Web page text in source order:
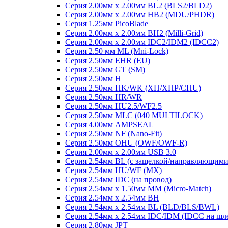
Серия 2.00мм x 2.00мм BL2 (BLS2/BLD2)
Серия 2.00мм x 2.00мм HB2 (MDU/PHDR)
Серия 1.25мм PicoBlade
Серия 2.00мм х 2.00мм BH2 (Milli-Grid)
Серия 2.00мм х 2.00мм IDC2/IDM2 (IDCC2)
Серия 2.50 мм ML (Mni-Lock)
Серия 2.50мм EHR (EU)
Серия 2.50мм GT (SM)
Серия 2.50мм H
Серия 2.50мм HK/WK (XH/XHP/CHU)
Серия 2.50мм HR/WR
Серия 2.50мм HU2.5/WF2.5
Серия 2.50мм MLC (040 MULTILOCK)
Серия 4.00мм AMPSEAL
Серия 2.50мм NF (Nano-Fit)
Серия 2.50мм OHU (OWF/OWF-R)
Серия 2.00мм x 2.00мм USB 3.0
Серия 2.54мм BL (с защелкой/
Серия 2.54мм HU/WF (MX)
Серия 2.54мм IDC (на провод)
Серия 2.54мм х 1.50мм MM (Micro-Match)
Серия 2.54мм х 2.54мм BH
Серия 2.54мм х 2.54мм BL (BLD/BLS/BWL)
Серия 2.54мм х 2.54мм IDC/IDM (IDCC на
Серия 2.80мм JPT